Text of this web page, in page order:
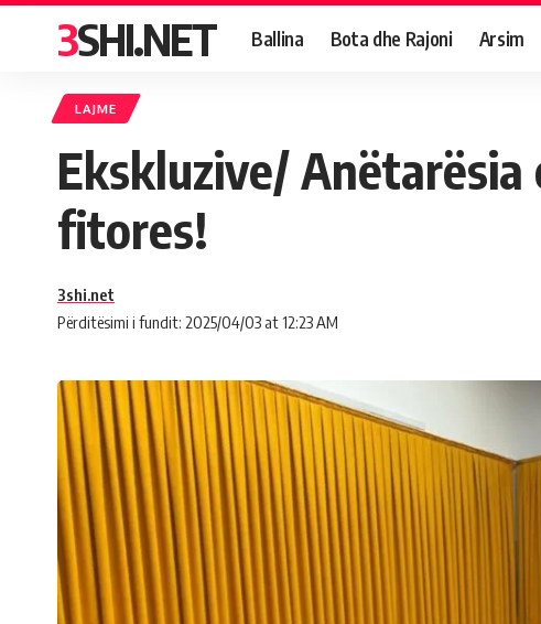
3SHI.NET Ballina Bota dhe Rajoni Arsim
LAJME
Ekskluzive/
fitores!
Përditësimi i fundit: 2025/04/03 at 12:23 AM
3shi.net